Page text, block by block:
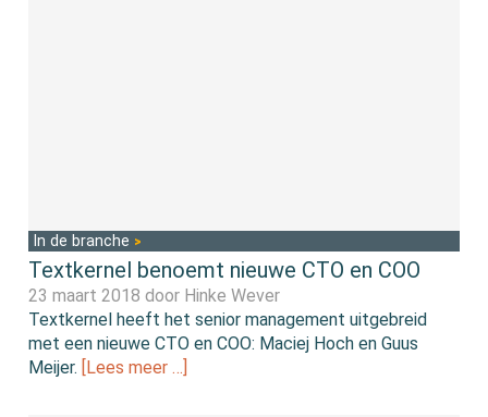
In de branche
Textkernel benoemt nieuwe CTO en COO
23 maart 2018 door Hinke Wever
Textkernel heeft het senior management uitgebreid
met een nieuwe CTO en COO: Maciej Hoch en Guus
Meijer. [Lees meer …]